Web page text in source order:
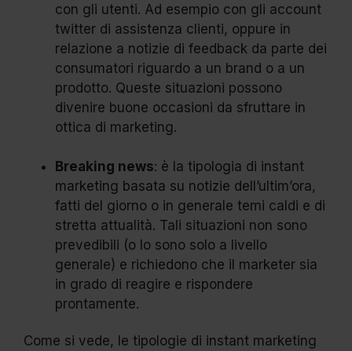
con gli utenti. Ad esempio con gli account
twitter di assistenza clienti, oppure in
relazione a notizie di feedback da parte dei
consumatori riguardo a un brand o a un
prodotto. Queste situazioni possono
divenire buone occasioni da sfruttare in
ottica di marketing.
Breaking news: è la tipologia di instant
marketing basata su notizie dell’ultim’ora,
fatti del giorno o in generale temi caldi e di
stretta attualità. Tali situazioni non sono
prevedibili (o lo sono solo a livello
generale) e richiedono che il marketer sia
in grado di reagire e rispondere
prontamente.
Come si vede, le tipologie di instant marketing